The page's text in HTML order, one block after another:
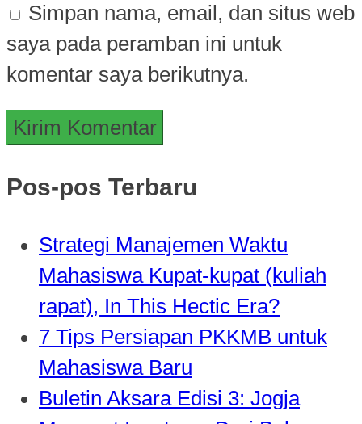
Simpan nama, email, dan situs web
saya pada peramban ini untuk
komentar saya berikutnya.
Pos-pos Terbaru
Strategi Manajemen Waktu
Mahasiswa Kupat-kupat (kuliah
rapat), In This Hectic Era?
7 Tips Persiapan PKKMB untuk
Mahasiswa Baru
Buletin Aksara Edisi 3: Jogja